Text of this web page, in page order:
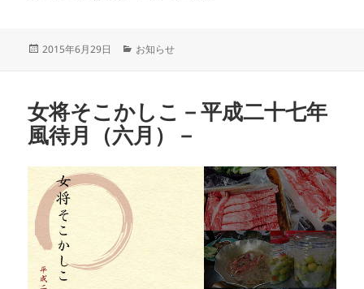
投
2015年6月29日
カ
ー
お知らせ
女将そこかしこ－平成二十七年
風待月（六月）－